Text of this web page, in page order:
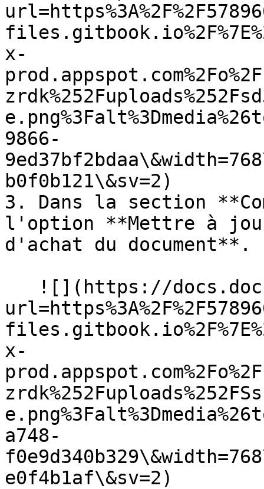
x-
9866-
b0f0b121\&sv=2)
3. Dans la section
l'option **Mettre à
d'achat du document**.
x-
a748-
e0f4b1af\&sv=2)